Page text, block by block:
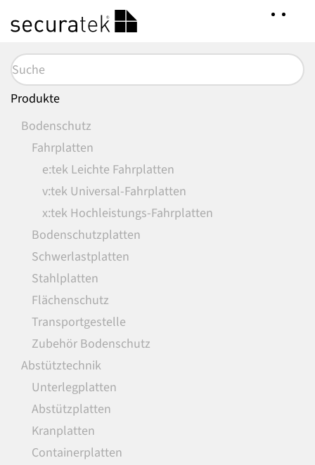
Hauptinhalt
springen
Produkte
Bodenschutz
Fahrplatten
e:tek Leichte Fahrplatten
v:tek Universal-Fahrplatten
x:tek Hochleistungs-Fahrplatten
Bodenschutzplatten
Schwerlastplatten
Stahlplatten
Flächenschutz
Transportgestelle
Zubehör Bodenschutz
Abstütztechnik
Unterlegplatten
Abstützplatten
Kranplatten
Containerplatten